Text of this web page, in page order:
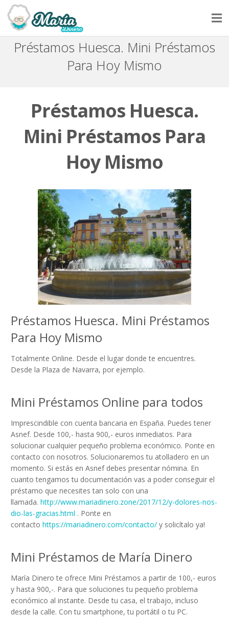
INICIO
SOLICITAR UN PRÉSTAMO
PREGUNTAS Y RESPUESTAS
CONTACTAR
Préstamos Huesca. Mini Préstamos
Para Hoy Mismo
Préstamos Huesca.
Mini Préstamos Para
Hoy Mismo
Préstamos Huesca. Mini Préstamos
Para Hoy Mismo
Totalmente Online. Desde el lugar donde te encuentres.
Desde la Plaza de Navarra, por ejemplo.
Mini Préstamos Online para todos
Imprescindible con cuenta bancaria en España. Puedes tener
Asnef. Desde 100,- hasta 900,- euros inmediatos. Para
solucionar cualquier pequeño problema económico. Ponte en
contacto con nosotros. Solucionaremos tu atolladero en un
momento. Si estás en Asnef debes presentar nómina. En
cuanto tengamos tu documentación vas a poder conseguir el
préstamo que necesites tan solo con una
llamada. http://www.mariadinero.zone/2017/12/y-dolores-nos-
dio-las-gracias.html . Ponte en
contacto https://mariadinero.com/contacto/ y solicítalo ya!
Mini Préstamos de María Dinero
María Dinero te ofrece Mini Préstamos a partir de 100,- euros
y hasta 900,-. Para que soluciones tu pequeño problema
económico al instante. Desde tu casa, el trabajo, incluso
desde la calle. Con tu smartphone, tu portátil o tu PC.